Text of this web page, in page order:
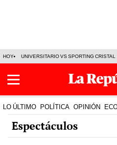
HOY UNIVERSITARIO VS SPORTING CRISTAL
LO ÚLTIMO POLÍTICA OPINIÓN
Espectáculos